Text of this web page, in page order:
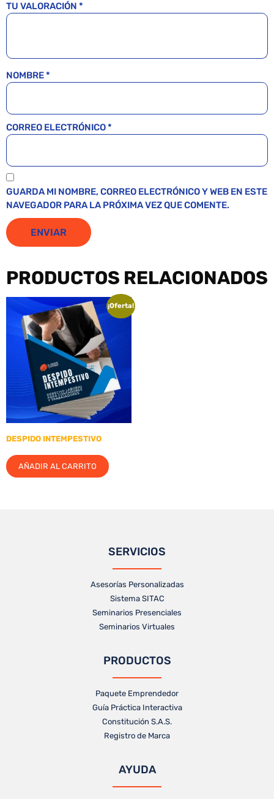
TU VALORACIÓN *
NOMBRE*
CORREO ELECTRÓNICO*
GUARDA MI NOMBRE, CORREO ELECTRÓNICO Y WEB EN ESTE
NAVEGADOR PARA LA PRÓXIMA VEZ QUE COMENTE.
PRODUCTOS RELACIONADOS
¡Oferta!
DESPIDO INTEMPESTIVO
AÑADIR AL CARRITO
SERVICIOS
Asesorías Personalizadas
Sistema SITAC
Seminarios Presenciales
Seminarios Virtuales
PRODUCTOS
Paquete Emprendedor
Guía Práctica Interactiva
Constitución S.A.S.
Registro de Marca
AYUDA